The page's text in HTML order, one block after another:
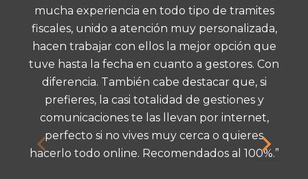
mucha experiencia en todo tipo de tramites
fiscales, unido a atención muy personalizada,
hacen trabajar con ellos la mejor opción que
tuve hasta la fecha en cuanto a gestores. Con
diferencia. También cabe destacar que, si
prefieres, la casi totalidad de gestiones y
comunicaciones te las llevan por internet,
perfecto si no vives muy cerca o quieres
hacerlo todo online. Recomendados al 100%.”